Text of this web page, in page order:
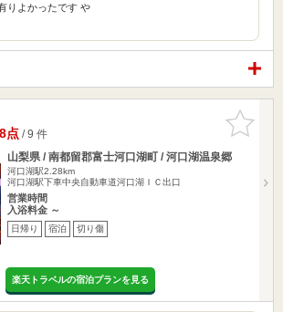
りよかったです や
お気に入
りに追加
点/ 9 件
山梨県 / 南都留郡富士河口湖町 / 河口湖温泉郷
河口湖駅2.28km
河口湖駅下車中央自動車道河口湖ＩＣ出口
営業時間
入浴料金 ～
日帰り 宿泊 切り傷
楽天トラベルの宿泊プランを見る